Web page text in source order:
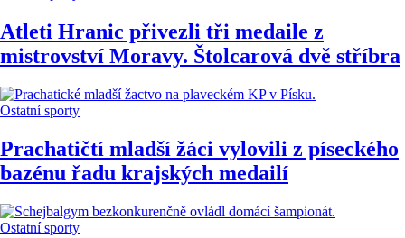
Atleti Hranic přivezli tři medaile z
mistrovství Moravy. Štolcarová dvě stříbra
Ostatní sporty
Prachatičtí mladší žáci vylovili z píseckého
bazénu řadu krajských medailí
Ostatní sporty